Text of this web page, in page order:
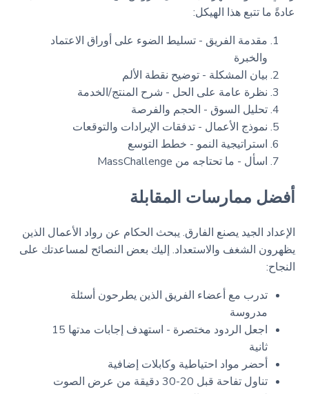
عادةً ما تتبع هذا الهيكل:
مقدمة الفريق - تسليط الضوء على أوراق الاعتماد
والخبرة
بيان المشكلة - توضيح نقطة الألم
نظرة عامة على الحل - شرح المنتج/الخدمة
تحليل السوق - الحجم والفرصة
نموذج الأعمال - تدفقات الإيرادات والتوقعات
استراتيجية النمو - خطط التوسع
اسأل - ما تحتاجه من MassChallenge
أفضل ممارسات المقابلة
الإعداد الجيد يصنع الفارق. يبحث الحكام عن رواد الأعمال الذين
يظهرون الشغف والاستعداد. إليك بعض النصائح لمساعدتك على
النجاح:
تدرب مع أعضاء الفريق الذين يطرحون أسئلة
مدروسة
اجعل الردود مختصرة - استهدف إجابات مدتها 15
ثانية
أحضر مواد احتياطية وكابلات إضافية
تناول تفاحة قبل 20-30 دقيقة من عرض الصوت